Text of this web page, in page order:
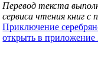
Перевод текста
сервиса чтения книг с
Приключение
открыть в приложение